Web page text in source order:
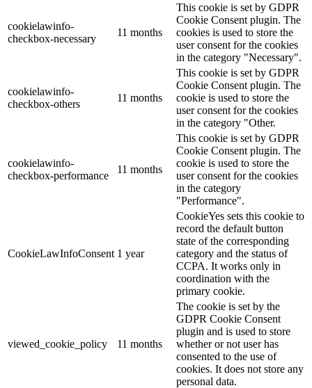
cookielawinfo-
checkbox-necessary
11 months
This cookie is set by GDPR
Cookie Consent plugin. The
cookies is used to store the
user consent for the cookies
in the category "Necessary".
cookielawinfo-
checkbox-others
11 months
This cookie is set by GDPR
Cookie Consent plugin. The
cookie is used to store the
user consent for the cookies
in the category "Other.
cookielawinfo-
checkbox-performance
11 months
This cookie is set by GDPR
Cookie Consent plugin. The
cookie is used to store the
user consent for the cookies
in the category
"Performance".
CookieLawInfoConsent 1 year
CookieYes sets this cookie to
record the default button
state of the corresponding
category and the status of
CCPA. It works only in
coordination with the
primary cookie.
viewed_cookie_policy 11 months
The cookie is set by the
GDPR Cookie Consent
plugin and is used to store
whether or not user has
consented to the use of
cookies. It does not store any
personal data.